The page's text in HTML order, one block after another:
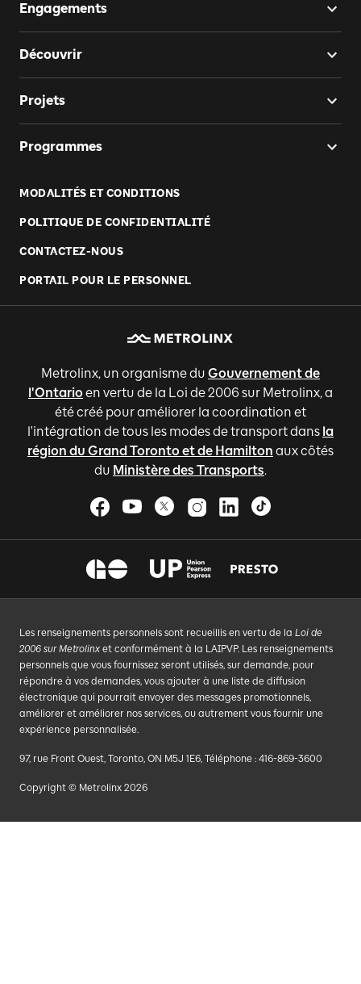
Engagements
Découvrir
Projets
Programmes
MODALITÉS ET CONDITIONS
POLITIQUE DE CONFIDENTIALITÉ
CONTACTEZ-NOUS
PORTAIL POUR LE PERSONNEL
Metrolinx, un organisme du Gouvernement de
l'Ontario en vertu de la Loi de 2006 sur Metrolinx, a
été créé pour améliorer la coordination et
l'intégration de tous les modes de transport dans la
région du Grand Toronto et de Hamilton aux côtés
du Ministère des Transports.
Les renseignements personnels sont recueillis en vertu de la Loi de
2006 sur Metrolinx et conformément à la LAIPVP. Les renseignements
personnels que vous fournissez seront utilisés, sur demande, pour
répondre à vos demandes, vous ajouter à une liste de diffusion
électronique qui pourrait envoyer des messages promotionnels,
améliorer et améliorer nos services, ou autrement vous fournir une
expérience personnalisée.
97, rue Front Ouest, Toronto, ON M5J 1E6, Téléphone : 416-869-3600
Copyright © Metrolinx 2026